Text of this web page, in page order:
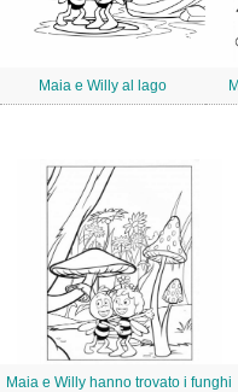
Maia e Willy al lago
Maia e Willy hanno trovato i funghi